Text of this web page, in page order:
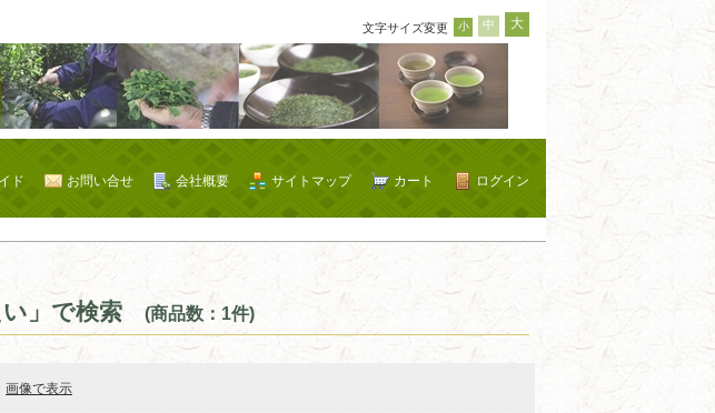
文字サイズ変更 小 中 大
ログイン
カート
サイトマップ
会社概要
お問い合せ
ド
」で検索 (商品数：1件)
画像で表示